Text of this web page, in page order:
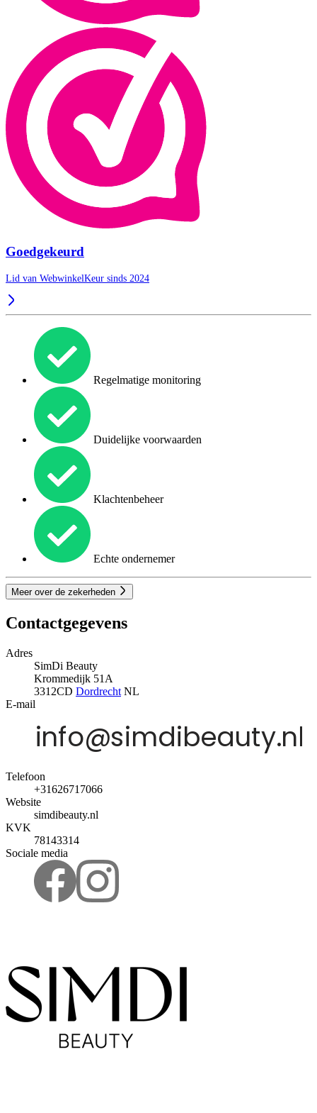
Goedgekeurd
Lid van WebwinkelKeur sinds 2024
Regelmatige monitoring
Duidelijke voorwaarden
Klachtenbeheer
Echte ondernemer
Meer over de zekerheden
Contactgegevens
Adres
SimDi Beauty
Krommedijk 51A
3312CD Dordrecht NL
E-mail
Telefoon
+31626717066
Website
simdibeauty.nl
KVK
78143314
Sociale media